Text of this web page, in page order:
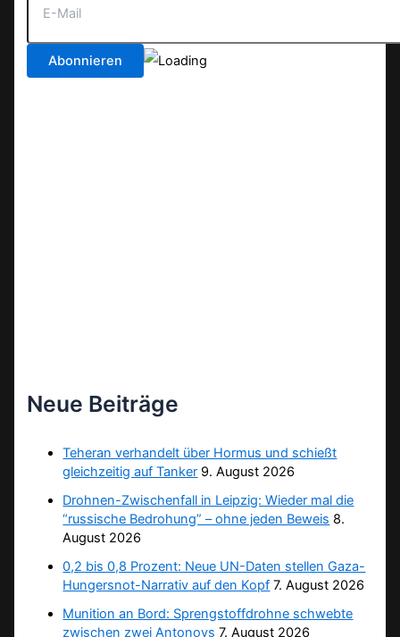
Neue Beiträge
Teheran verhandelt über Hormus und schießt
gleichzeitig auf Tanker 9. August 2026
Drohnen-Zwischenfall in Leipzig: Wieder mal die
“russische Bedrohung” – ohne jeden Beweis 8.
August 2026
0,2 bis 0,8 Prozent: Neue UN-Daten stellen Gaza-
Hungersnot-Narrativ auf den Kopf 7. August 2026
Munition an Bord: Sprengstoffdrohne schwebte
zwischen zwei Antonovs 7. August 2026